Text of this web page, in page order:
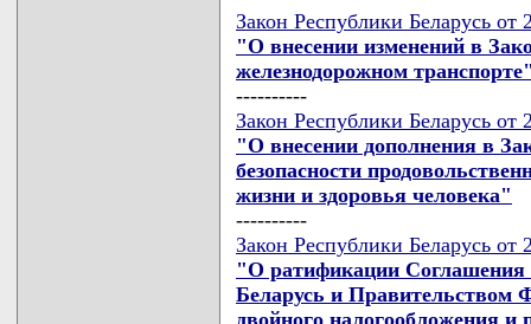
Закон Республики Беларусь
"О внесении изменений в
железнодорожном
----------
Закон Республики Беларусь
"О внесении дополнения в
безопасности
жизни и здоровья человека"
----------
Закон Республики Беларусь
"О ратификации Соглашения
Беларусь и Правительством
двойного налогообложения